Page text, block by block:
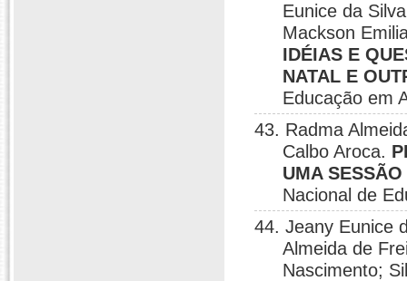
Eunice da
Mackson
IDÉIAS E
NATAL E
Educação em
43. Radma
Calbo Aroca.
UMA
Nacional de
44. Jeany Eunice
Almeida de
Nascimento;